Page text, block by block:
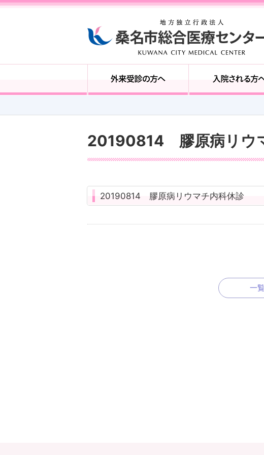
20190814 膠原病リウ
20190814 膠原病リウマチ内科休診
一